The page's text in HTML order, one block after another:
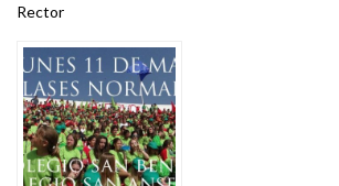
Rector